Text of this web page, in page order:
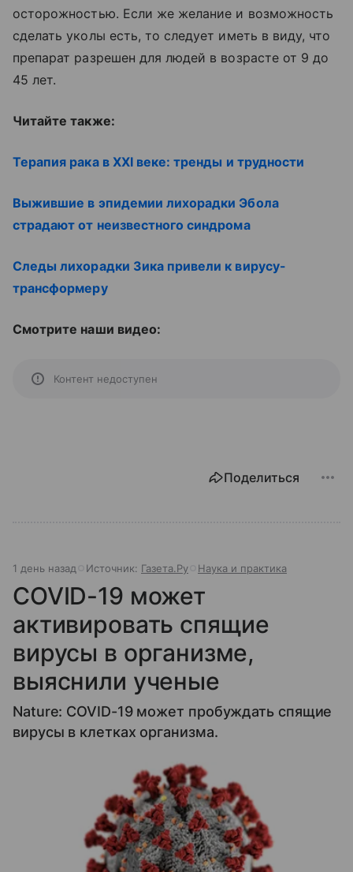
осторожностью. Если же желание и возможность
сделать уколы есть, то следует иметь в виду, что
препарат разрешен для людей в возрасте от 9 до
45 лет.
Читайте также:
Терапия рака в XXI веке: тренды и трудности
Выжившие в эпидемии лихорадки Эбола
страдают от неизвестного синдрома
Следы лихорадки Зика привели к вирусу-
трансформеру
Смотрите наши видео:
Контент недоступен
Поделиться
1 день назад Источник: Газета.Ру Наука и практика
COVID-19 может
активировать спящие
вирусы в организме,
выяснили ученые
Nature: COVID-19 может пробуждать спящие
вирусы в клетках организма.